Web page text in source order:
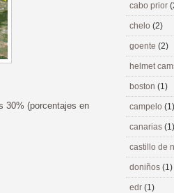
30% (porcentajes en
cabo prior
chelo (2)
goente (2)
helmet
boston (1)
campelo (1)
canarias (1)
castillo de
doniños (1)
edr (1)